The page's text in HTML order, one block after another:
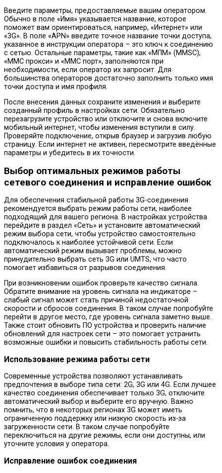
Введите параметры, предоставляемые вашим оператором.
Обычно в поле «Имя» указывается название, которое
поможет вам ориентироваться, например, «Интернет» или
«3G». В поле «APN» введите точное название точки доступа,
указанное в инструкции оператора – это ключ к соединению
с сетью. Остальные параметры, такие как «МПМ» (MMSC),
«ММС прокси» и «ММС порт», заполняются при
необходимости, если оператор их запросит. Для
большинства операторов достаточно заполнить только имя
точки доступа и имя профиля.
После внесения данных сохраните изменения и выберите
созданный профиль в настройках сети. Обязательно
перезагрузите устройство или отключите и снова включите
мобильный интернет, чтобы изменения вступили в силу.
Проверяйте подключение, открыв браузер и загрузив любую
страницу. Если интернет не активен, пересмотрите введённые
параметры и убедитесь в их точности.
Выбор оптимальных режимов работы
сетевого соединения и исправление ошибок
Для обеспечения стабильной работы 3G-соединения
рекомендуется выбрать режим работы сети, наиболее
подходящий для вашего региона. В настройках устройства
перейдите в раздел «Сеть» и установите автоматический
режим выбора сети, чтобы устройство самостоятельно
подключалось к наиболее устойчивой сети. Если
автоматический режим вызывает проблемы, можно
принудительно выбрать сеть 3G или UMTS, что часто
помогает избавиться от разрывов соединения.
При возникновении ошибок проверьте качество сигнала.
Обратите внимание на уровень сигнала на индикаторе –
слабый сигнал может стать причиной недостаточной
скорости и сбросов соединения. В таком случае попробуйте
перейти в другое место, где уровень сигнала заметно выше.
Также стоит обновить ПО устройства и проверить наличие
обновлений для настроек сети – это помогает устранить
возможные ошибки и повысить стабильность работы сети.
Использование режима работы сети
Современные устройства позволяют устанавливать
предпочтения в выборе типа сети: 2G, 3G или 4G. Если лучшее
качество соединения обеспечивает только 3G, отключите
автоматический выбор и выберите его вручную. Важно
помнить, что в некоторых регионах 3G может иметь
ограниченную поддержку или низкую скорость из-за
загруженности сети. В таком случае попробуйте
переключиться на другие режимы, если они доступны, или
уточните условия у оператора.
Исправление ошибок соединения